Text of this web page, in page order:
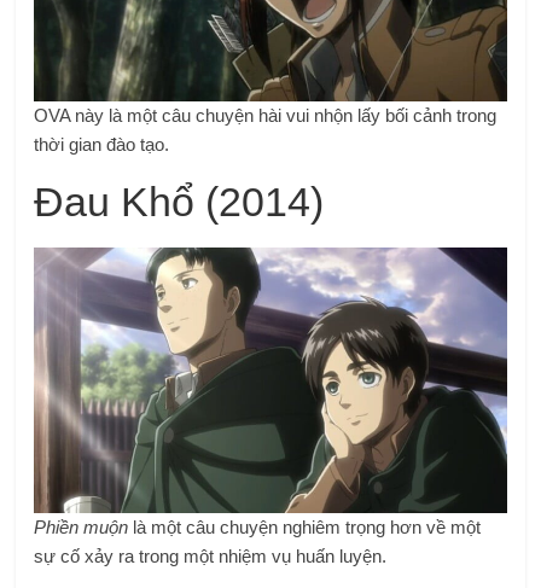
OVA này là một câu chuyện hài vui nhộn lấy bối cảnh trong
thời gian đào tạo.
Đau Khổ (2014)
Phiền muộn là một câu chuyện nghiêm trọng hơn về một
sự cố xảy ra trong một nhiệm vụ huấn luyện.